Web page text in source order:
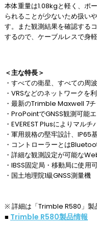
本体重量は1.08kgと軽く、ポ
られることが少ないため扱い
す。また観測結果を確認する
するので、ケーブルレスで身
＜主な特長＞
・すべての衛星、すべての周
・VRSなどのネットワークを
・最新のTrimble Maxwell 7
・ProPointでGNSS観測可能
・EVEREST Plusによりマル
・軍用規格の堅牢設計、IP65
・コントローラーとは
・詳細な観測設定が可能な
・IBSS固定局・移動局に使用
・国土地理院1級GNSS測量機
※ 詳細は「Trimble R580」製
■ Trimble R580製品情報